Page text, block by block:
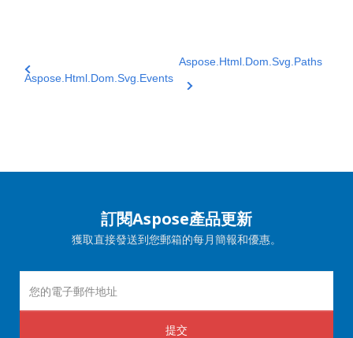
Aspose.Html.Dom.Svg.Events
Aspose.Html.Dom.Svg.Paths
訂閱Aspose產品更新
獲取直接發送到您郵箱的每月簡報和優惠。
提交